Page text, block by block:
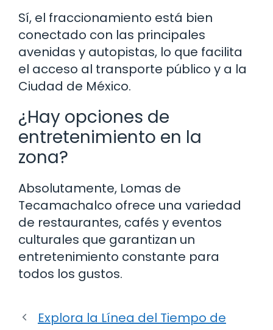
Sí, el fraccionamiento está bien
conectado con las principales
avenidas y autopistas, lo que facilita
el acceso al transporte público y a la
Ciudad de México.
¿Hay opciones de
entretenimiento en la
zona?
Absolutamente, Lomas de
Tecamachalco ofrece una variedad
de restaurantes, cafés y eventos
culturales que garantizan un
entretenimiento constante para
todos los gustos.
Explora la Línea del Tiempo de